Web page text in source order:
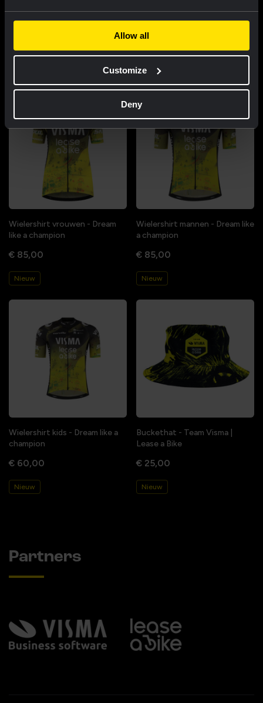
Allow all
Customize
Deny
Uitgelichte producten
Wielershirt vrouwen - Dream
like a champion
€ 85,00
Nieuw
Wielershirt mannen - Dream like
a champion
€ 85,00
Nieuw
Wielershirt kids - Dream like a
champion
€ 60,00
Nieuw
Buckethat - Team Visma |
Lease a Bike
€ 25,00
Nieuw
Partners